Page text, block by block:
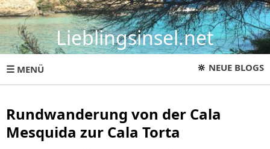
Lieblingsinsel.net
☰ MENÜ 🔆 NEUE BLOGS
Rundwanderung von der Cala
Mesquida zur Cala Torta